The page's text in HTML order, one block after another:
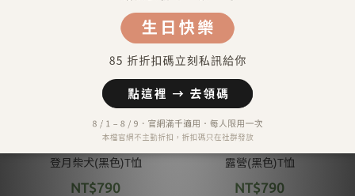
登月柴犬(黑色)T恤
NT$790
露營(黑色)T恤
NT$790